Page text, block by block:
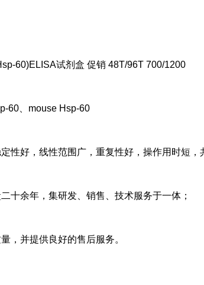
60)ELISA试剂盒 促销 48T/96T 700/1200
60、mouse Hsp-60
性好，线性范围广，重复性好，操作用时短，
十余年，集研发、销售、技术服务于一体；
，并提供良好的售后服务。